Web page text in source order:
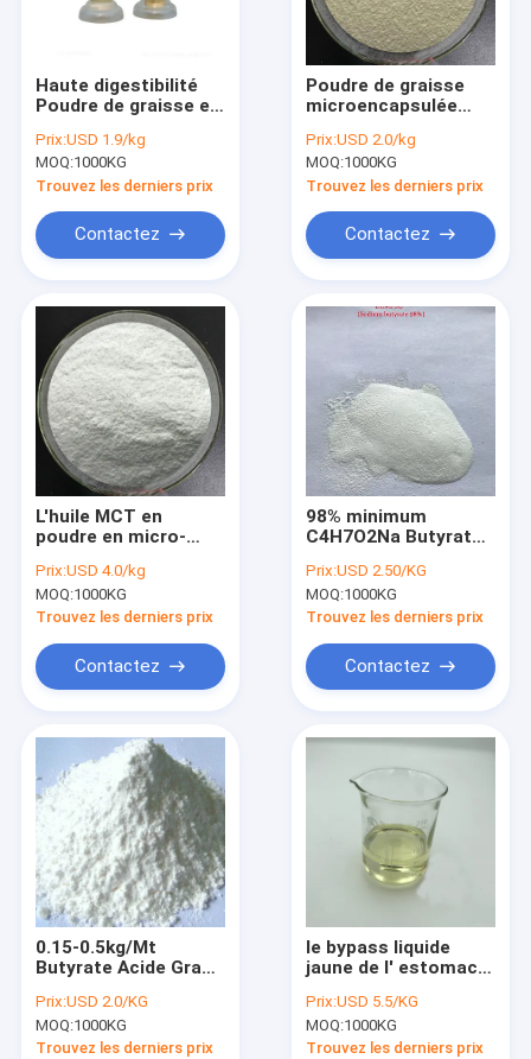
Produits
Vidéos
À propos de nous
Visite de l'usine
Contactez-nous
Haute digestibilité
Poudre de graisse en
d'huile de riz soluble
dans l'eau
Prix:USD 1.9/kg
MOQ:1000KG
Trouvez les derniers prix
Contactez
Poudre de graisse
microencapsulée
kg/sac Améliorer la
fertilité
Prix:USD 2.0/kg
MOQ:1000KG
Trouvez les derniers prix
Contactez
L'huile MCT en
poudre en micro-
déposition des
graisses
Prix:USD 4.0/kg
MOQ:1000KG
Trouvez les derniers prix
Contactez
98% minimum
C4H7O2Na Butyrate
Additif alimentaire
soluble dans l'eau
Prix:USD 2.50/KG
MOQ:1000KG
Trouvez les derniers prix
Contactez
0.15-0.5kg/Mt
Butyrate Acide Gras
la Promotion de la
Croissance Aviaire
Prix:USD 2.0/KG
MOQ:1000KG
Trouvez les derniers prix
le bypass liquide
jaune de l' estomac
tributyrine acides
gras courts
Prix:USD 5.5/KG
MOQ:1000KG
Trouvez les derniers prix